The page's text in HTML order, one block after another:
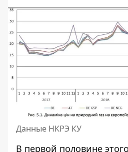
Данные НКРЭ КУ
В первой половине